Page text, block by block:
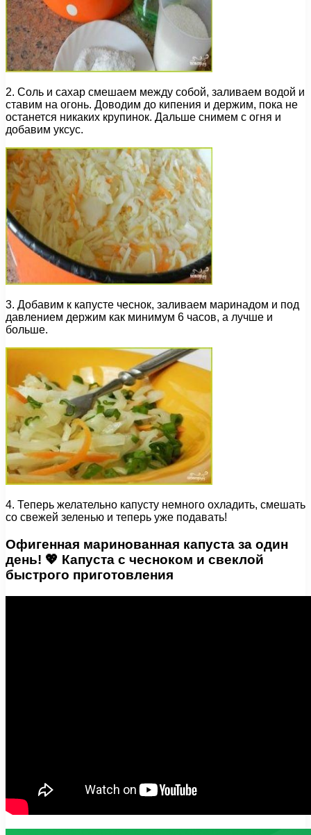
2. Соль и сахар смешаем между собой, заливаем водой и
ставим на огонь. Доводим до кипения и держим, пока не
останется никаких крупинок. Дальше снимем с огня и
добавим уксус.
3. Добавим к капусте чеснок, заливаем маринадом и под
давлением держим как минимум 6 часов, а лучше и
больше.
4. Теперь желательно капусту немного охладить, смешать
со свежей зеленью и теперь уже подавать!
Офигенная маринованная капуста за один
день! 💖 Капуста с чесноком и свеклой
быстрого приготовления